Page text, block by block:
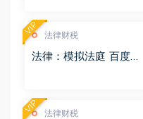
法律财税
法律：模拟法庭 百度网
VIP
法律财税
VIP